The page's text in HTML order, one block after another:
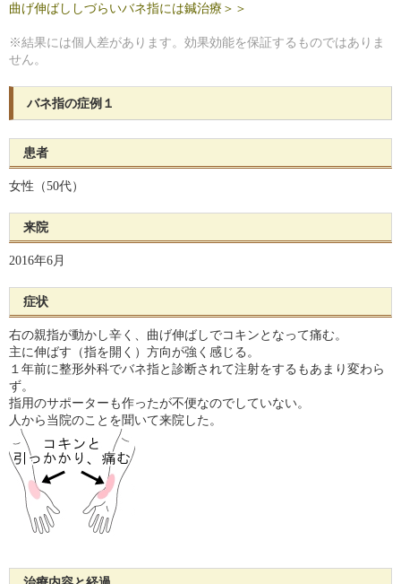
曲げ伸ばししづらいバネ指には鍼治療＞＞
※結果には個人差があります。効果効能を保証するものではありま
せん。
バネ指の症例１
患者
女性（50代）
来院
2016年6月
症状
右の親指が動かし辛く、曲げ伸ばしでコキンとなって痛む。
主に伸ばす（指を開く）方向が強く感じる。
１年前に整形外科でバネ指と診断されて注射をするもあまり変わら
ず。
指用のサポーターも作ったが不便なのでしていない。
人から当院のことを聞いて来院した。